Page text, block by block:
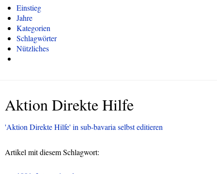
Einstieg
Jahre
Kategorien
Schlagwörter
Nützliches
Aktion Direkte Hilfe
'Aktion Direkte Hilfe' in sub-bavaria selbst editieren
Artikel mit diesem Schlagwort: